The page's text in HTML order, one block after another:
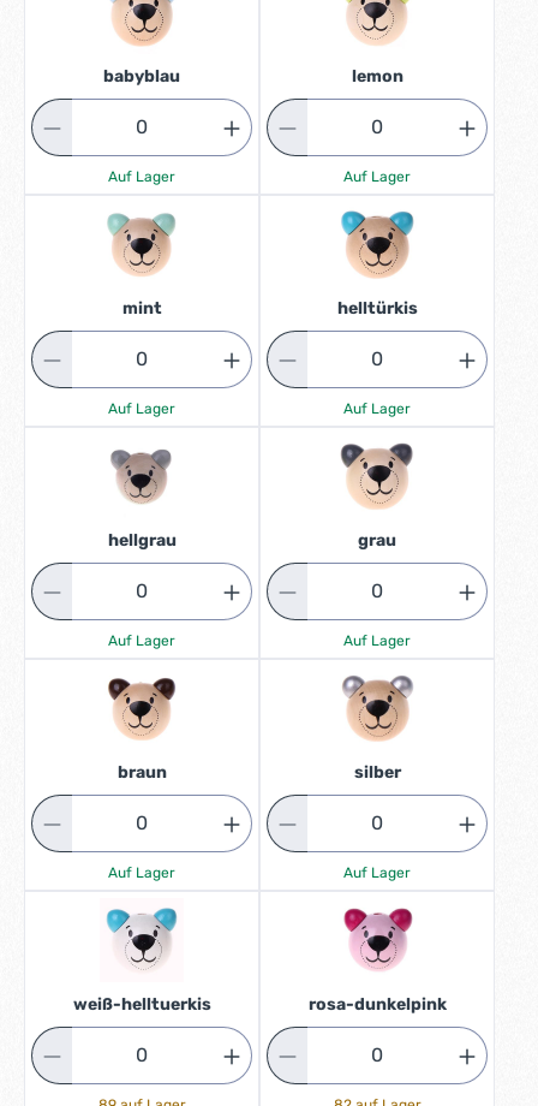
babyblau
Auf Lager
lemon
Auf Lager
mint
Auf Lager
helltürkis
Auf Lager
hellgrau
Auf Lager
grau
Auf Lager
braun
Auf Lager
silber
Auf Lager
weiß-helltuerkis rosa-dunkelpink